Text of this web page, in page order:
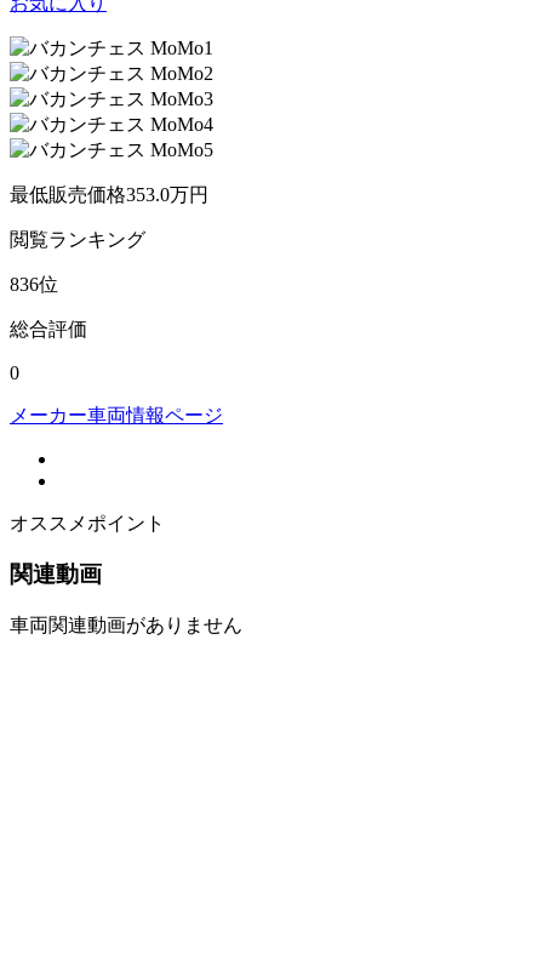
最低販売価格353.0万円
閲覧ランキング
836位
総合評価
0
メーカー車両情報ページ
オススメポイント
関連動画
車両関連動画がありません